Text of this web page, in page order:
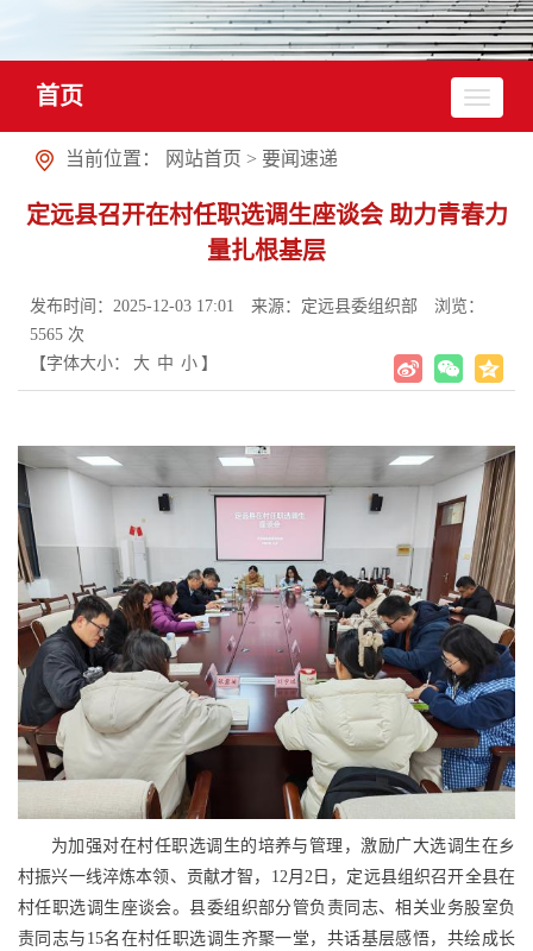
首页
当前位置： 网站首页 > 要闻速递
定远县召开在村任职选调生座谈会 助力青春力
量扎根基层
发布时间：2025-12-03 17:01 来源：定远县委组织部
浏览：
5565 次
【字体大小：
大 中 小 】
为加强对在村任职选调生的培养与管理，激励广大选调生在乡
村振兴一线淬炼本领、贡献才智，12月2日，定远县组织召开全县在
村任职选调生座谈会。县委组织部分管负责同志、相关业务股室负
责同志与15名在村任职选调生齐聚一堂，共话基层感悟，共绘成长